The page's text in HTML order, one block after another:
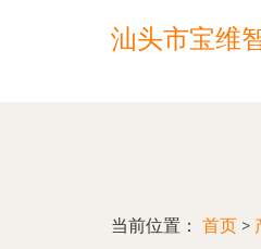
汕头市宝维
当前位置： 首页 >